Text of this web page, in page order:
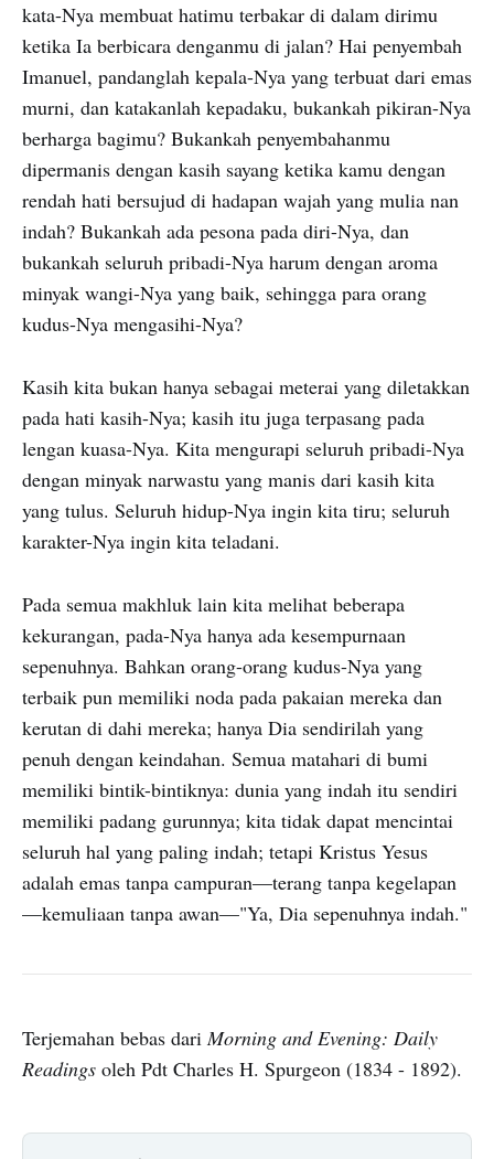
kata-Nya membuat hatimu terbakar di dalam dirimu
ketika Ia berbicara denganmu di jalan? Hai penyembah
Imanuel, pandanglah kepala-Nya yang terbuat dari emas
murni, dan katakanlah kepadaku, bukankah pikiran-Nya
berharga bagimu? Bukankah penyembahanmu
dipermanis dengan kasih sayang ketika kamu dengan
rendah hati bersujud di hadapan wajah yang mulia nan
indah? Bukankah ada pesona pada diri-Nya, dan
bukankah seluruh pribadi-Nya harum dengan aroma
minyak wangi-Nya yang baik, sehingga para orang
kudus-Nya mengasihi-Nya?
Kasih kita bukan hanya sebagai meterai yang diletakkan
pada hati kasih-Nya; kasih itu juga terpasang pada
lengan kuasa-Nya. Kita mengurapi seluruh pribadi-Nya
dengan minyak narwastu yang manis dari kasih kita
yang tulus. Seluruh hidup-Nya ingin kita tiru; seluruh
karakter-Nya ingin kita teladani.
Pada semua makhluk lain kita melihat beberapa
kekurangan, pada-Nya hanya ada kesempurnaan
sepenuhnya. Bahkan orang-orang kudus-Nya yang
terbaik pun memiliki noda pada pakaian mereka dan
kerutan di dahi mereka; hanya Dia sendirilah yang
penuh dengan keindahan. Semua matahari di bumi
memiliki bintik-bintiknya: dunia yang indah itu sendiri
memiliki padang gurunnya; kita tidak dapat mencintai
seluruh hal yang paling indah; tetapi Kristus Yesus
adalah emas tanpa campuran—terang tanpa kegelapan
—kemuliaan tanpa awan—"Ya, Dia sepenuhnya indah."
Terjemahan bebas dariMorning and Evening: Daily
Readings oleh Pdt Charles H. Spurgeon (1834 - 1892).